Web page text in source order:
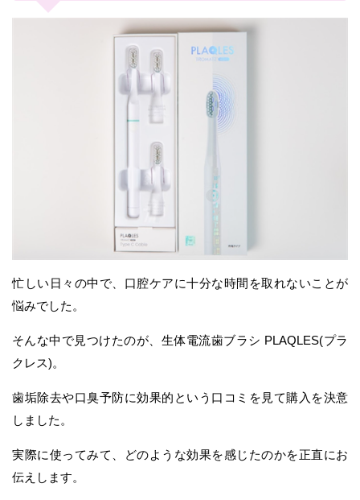
忙しい日々の中で、口腔ケアに十分な時間を取れないことが
悩みでした。
そんな中で見つけたのが、生体電流歯ブラシ PLAQLES(プラ
クレス)。
歯垢除去や口臭予防に効果的という口コミを見て購入を決意
しました。
実際に使ってみて、どのような効果を感じたのかを正直にお
伝えします。